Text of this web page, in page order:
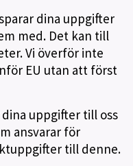
dina uppgifter
med. Det kan till
Vi överför inte
EU utan att först
uppgifter till oss
ansvarar för
till denne.